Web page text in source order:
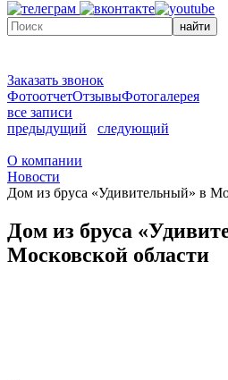
найти
Заказать звонок
ФотоотчетОтзывыФотогалерея
все записи
предыдущий
следующий
О компании
Новости
Дом из бруса «Удивительный» в
Дом из бруса
Московской области